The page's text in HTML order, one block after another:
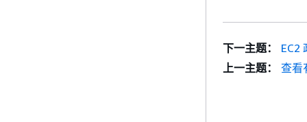
下一主题：
EC2
上一主题：
查看